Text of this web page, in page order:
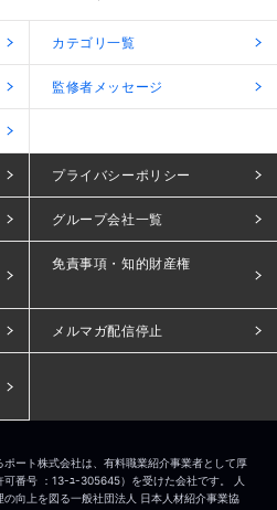
カテゴリ一覧
監修者メッセージ
プライバシーポリシー
グループ会社一覧
免責事項・知的財産権
メルマガ配信停止